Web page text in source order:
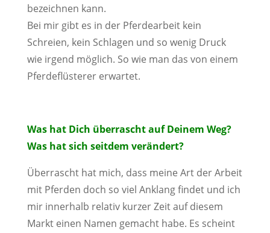
bezeichnen kann.
Bei mir gibt es in der Pferdearbeit kein
Schreien, kein Schlagen und so wenig Druck
wie irgend möglich. So wie man das von einem
Pferdeflüsterer erwartet.
Was hat Dich überrascht auf Deinem Weg?
Was hat sich seitdem verändert?
Überrascht hat mich, dass meine Art der Arbeit
mit Pferden doch so viel Anklang findet und ich
mir innerhalb relativ kurzer Zeit auf diesem
Markt einen Namen gemacht habe. Es scheint